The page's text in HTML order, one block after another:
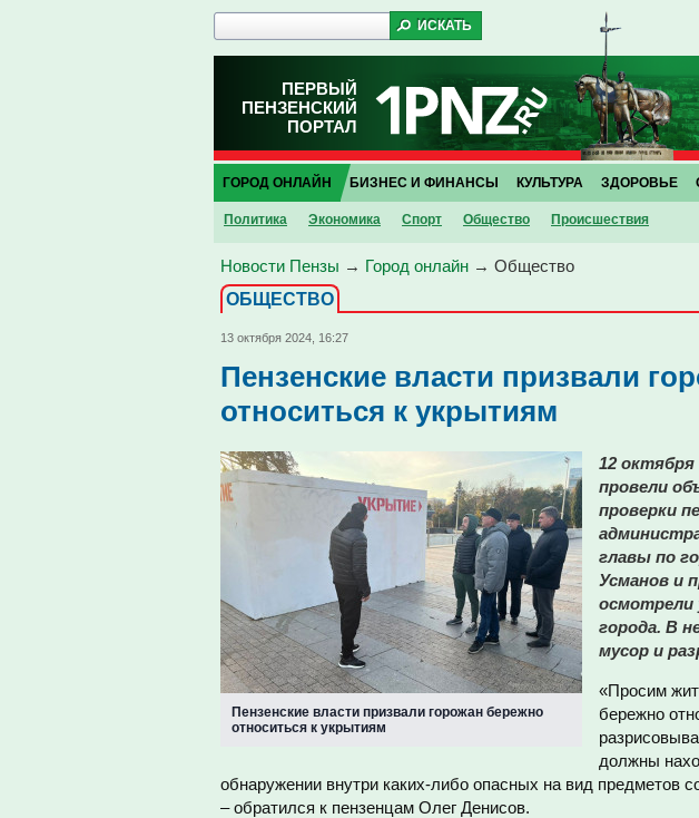
ПЕРВЫЙ
ПЕНЗЕНСКИЙ
ПОРТАЛ
ГОРОД ОНЛАЙН
Политика Экономика Спорт Общество Проиcшествия
БИЗНЕС И ФИНАНСЫ КУЛЬТУРА ЗДОРОВЬЕ
Новости Пензы → Город онлайн → Общество
ОБЩЕСТВО
13 октября 2024, 16:27
Пензенские власти призвали
относиться к укрытиям
Пензенские власти призвали горожан бережно
относиться к укрытиям
12 октября
провели
проверки
главы по
Усманов и
осмотрели
города. В
мусор и
«Просим
бережно
должны
обнаружении внутри каких-либо опасных на вид предметов
– обратился к пензенцам Олег Денисов.